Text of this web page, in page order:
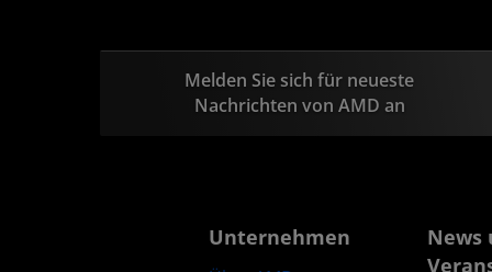
Melden Sie sich für neueste
Nachrichten von AMD an
Unternehmen
News